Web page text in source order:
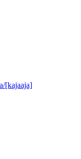
[kajaaja]